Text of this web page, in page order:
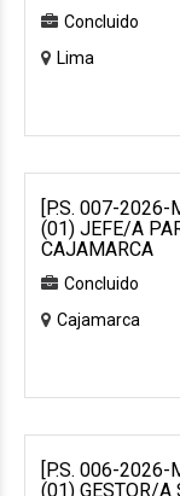
Concluido
Lima
[P.S. 007-2026-
(01) JEFE/A
CAJAMARCA
Concluido
Cajamarca
[P.S. 006-2026-
(01) GESTOR/A